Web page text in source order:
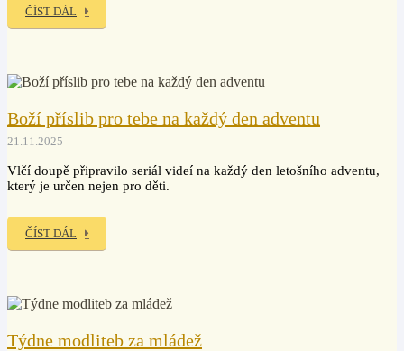
ČÍST DÁL
Boží příslib pro tebe na každý den adventu
21.11.2025
Vlčí doupě připravilo seriál videí na každý den letošního adventu,
který je určen nejen pro děti.
ČÍST DÁL
Týdne modliteb za mládež